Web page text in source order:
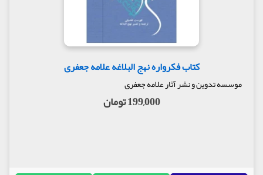
کتاب فکرواره نهج البلاغه علامه جعفری
موسسه تدوین و نشر آثار علامه جعفری
199,000 تومان